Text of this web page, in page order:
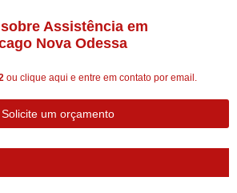
Assistência em
Nova Odessa
ou clique aqui e entre em contato por email.
Solicite um orçamento